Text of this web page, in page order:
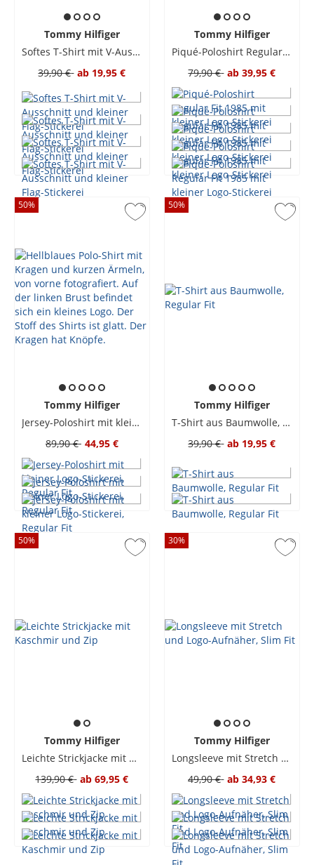
Tommy Hilfiger
Softes T-Shirt mit V-Ausschnitt und kleiner Flag-Stickerei
39,90 € ab 19,95 €
Tommy Hilfiger
Piqué-Poloshirt Regular Fit 1985 mit kleiner Logo-Stickerei
79,90 € ab 39,95 €
50%
Tommy Hilfiger
Jersey-Poloshirt mit kleiner Logo-Stickerei, Regular Fit
89,90 € 44,95 €
50%
Tommy Hilfiger
T-Shirt aus Baumwolle, Regular Fit
39,90 € ab 19,95 €
50%
Tommy Hilfiger
Leichte Strickjacke mit Kaschmir und Zip
139,90 € ab 69,95 €
30%
Tommy Hilfiger
Longsleeve mit Stretch und Logo-Aufnäher, Slim Fit
49,90 € ab 34,93 €